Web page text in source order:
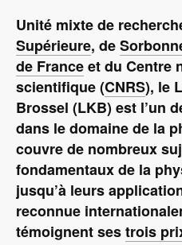
Unité mixte de
Supérieure, de
de Franceet du Centre
scientifique (CNRS), le
Brossel (LKB) est l’un
dans le domaine de la
couvre de nombreux
fondamentaux de la
jusqu’à leurs
reconnue
témoignent sestrois